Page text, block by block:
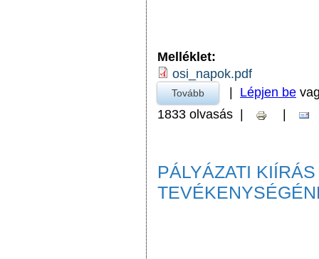
Melléklet:
osi_napok.pdf
Tovább a Ősi napok 2021 július
Lépjen be
1833 olvasás
PÁLYÁZATI